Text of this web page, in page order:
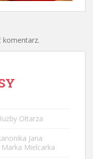
komentarz.
Ołtarza
Jana
Mielcarka